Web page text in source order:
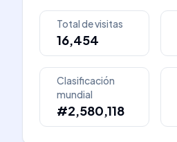
Total de visitas
16,454
Clasificación
mundial
#2,580,118